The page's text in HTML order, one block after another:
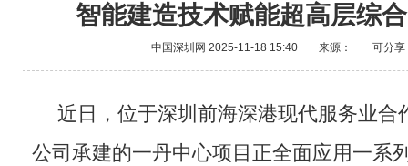
智能建造技术赋能超高层综
中国深圳网 2025-11-18 15:40 来源： 可分享
近日，位于深圳前海深港现代服务业合
公司承建的一丹中心项目正全面应用一系